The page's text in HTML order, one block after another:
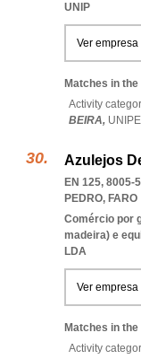
UNIP
Ver empresa
Matches in
Activity
BEIRA,
Azulejos
EN 125, 8005-
PEDRO, FARO
Comércio por
madeira) e
LDA
Ver empresa
Matches in
Activity